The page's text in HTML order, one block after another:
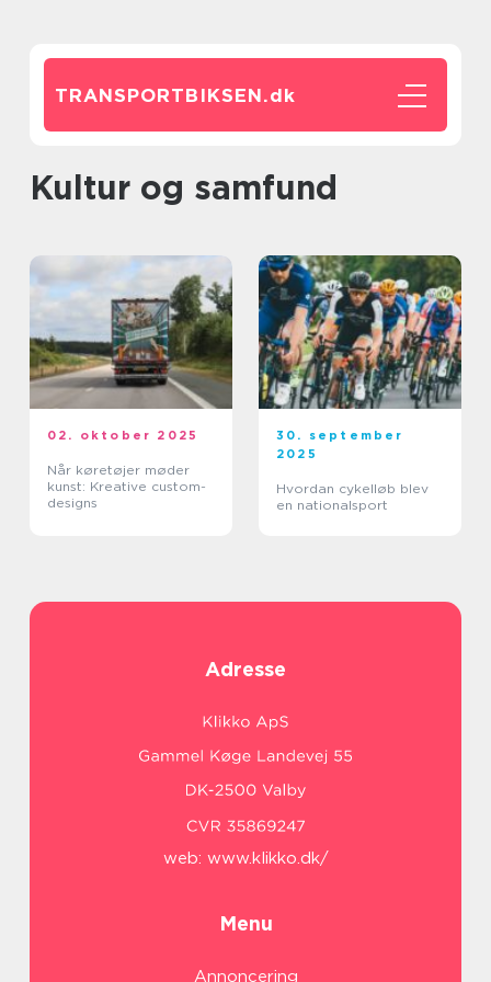
TRANSPORTBIKSEN.dk
Kultur og samfund
02. oktober 2025
Når køretøjer møder
kunst: Kreative custom-
designs
30. september
2025
Hvordan cykelløb blev
en nationalsport
Adresse
web: www.klikko.dk/
Menu
Annoncering